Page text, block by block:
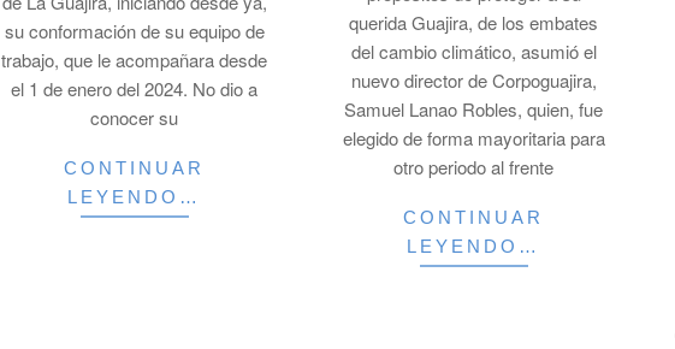
su conformación de su equipo de
trabajo, que le acompañara desde
el 1 de enero del 2024. No dio a
conocer su
CONTINUAR
LEYENDO…
querida Guajira, de los embates
del cambio climático, asumió el
nuevo director de Corpoguajira,
Samuel Lanao Robles, quien, fue
elegido de forma mayoritaria para
otro periodo al frente
CONTINUAR
LEYENDO…